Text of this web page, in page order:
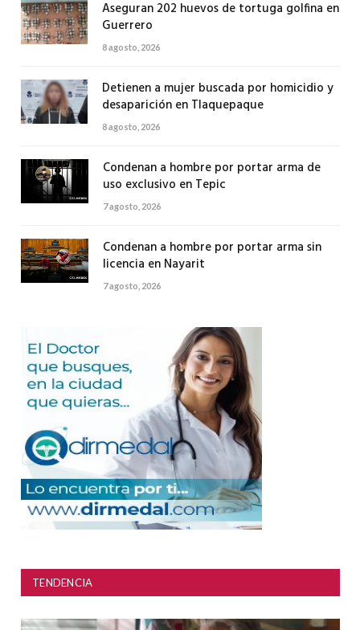
Aseguran 202 huevos de tortuga golfina en
Guerrero
8 agosto, 2026
Detienen a mujer buscada por homicidio y
desaparición en Tlaquepaque
8 agosto, 2026
Condenan a hombre por portar arma de
uso exclusivo en Tepic
7 agosto, 2026
Condenan a hombre por portar arma sin
licencia en Nayarit
7 agosto, 2026
TENDENCIA